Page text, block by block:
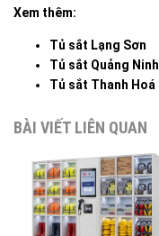
Xem thêm:
Tủ sắt Lạng Sơn
Tủ sắt Quảng Ninh
Tủ sắt Thanh Hoá
BÀI VIẾT LIÊN QUAN